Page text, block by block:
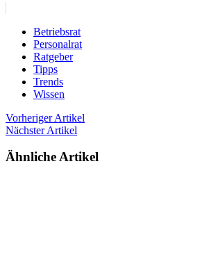
Betriebsrat
Personalrat
Ratgeber
Tipps
Trends
Wissen
Vorheriger Artikel
Nächster Artikel
Ähnliche Artikel